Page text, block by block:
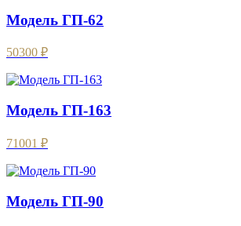
Модель ГП-62
50300 ₽
Модель ГП-163
71001 ₽
Модель ГП-90